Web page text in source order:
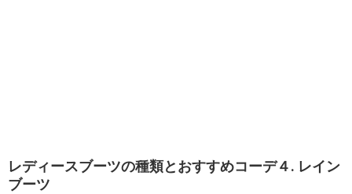
レディースブーツの種類とおすすめコーデ４. レイン
ブーツ